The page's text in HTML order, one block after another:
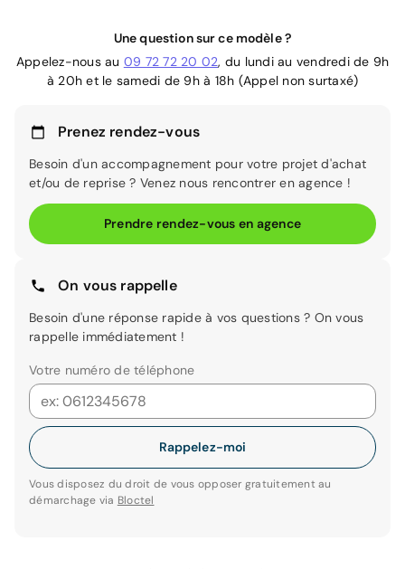
Une question sur ce modèle ?
Appelez-nous au 09 72 72 20 02, du lundi au vendredi de 9h
à 20h et le samedi de 9h à 18h (Appel non surtaxé)
Prenez rendez-vous
Besoin d'un accompagnement pour votre projet d'achat
et/ou de reprise ? Venez nous rencontrer en agence !
Prendre rendez-vous en agence
On vous rappelle
Besoin d'une réponse rapide à vos questions ? On vous
rappelle immédiatement !
Votre numéro de téléphone
Rappelez-moi
Vous disposez du droit de vous opposer gratuitement au
démarchage via Bloctel